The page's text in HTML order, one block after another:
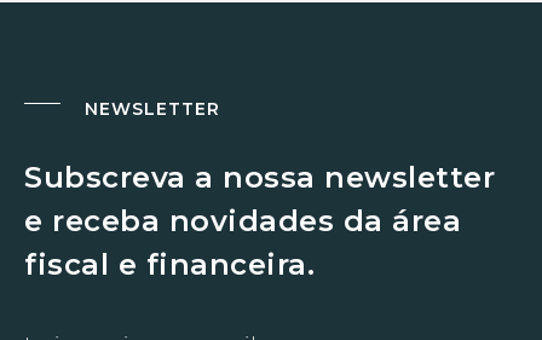
NEWSLETTER
Subscreva a nossa newsletter
e receba novidades da área
fiscal e financeira.